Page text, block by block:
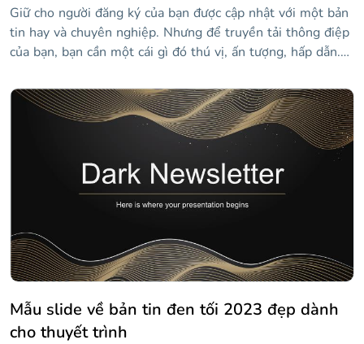
Giữ cho người đăng ký của bạn được cập nhật với một bản
tin hay và chuyên nghiệp. Nhưng để truyền tải thông điệp
của bạn, bạn cần một cái gì đó thú vị, ấn tượng, hấp dẫn.
huy tác dụng!
Mẫu slide về bản tin đen tối 2023 đẹp dành
cho thuyết trình